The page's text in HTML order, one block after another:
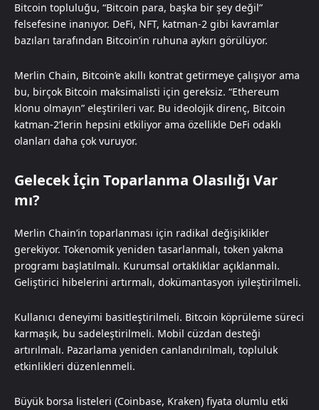
Bitcoin topluluğu, “Bitcoin para, başka bir şey değil”
felsefesine inanıyor. DeFi, NFT, katman-2 gibi kavramlar
bazıları tarafından Bitcoin’in ruhuna aykırı görülüyor.
Merlin Chain, Bitcoin’e akıllı kontrat getirmeye çalışıyor ama
bu, birçok Bitcoin maksimalisti için gereksiz. “Ethereum
klonu olmayın” eleştirileri var. Bu ideolojik direnç, Bitcoin
katman-2’lerin hepsini etkiliyor ama özellikle DeFi odaklı
olanları daha çok vuruyor.
Gelecek İçin Toparlanma Olasılığı Var
mı?
Merlin Chain’in toparlanması için radikal değişiklikler
gerekiyor. Tokenomik yeniden tasarlanmalı, token yakma
programı başlatılmalı. Kurumsal ortaklıklar açıklanmalı.
Geliştirici hibelerini artırmalı, dokümantasyon iyileştirilmeli.
Kullanıcı deneyimi basitleştirilmeli. Bitcoin köprüleme süreci
karmaşık, bu sadeleştirilmeli. Mobil cüzdan desteği
artırılmalı. Pazarlama yeniden canlandırılmalı, topluluk
etkinlikleri düzenlenmeli.
Büyük borsa listeleri (Coinbase, Kraken) fiyata olumlu etki